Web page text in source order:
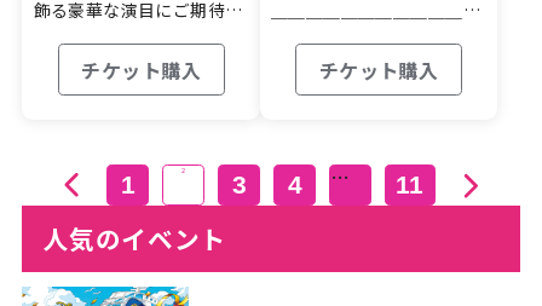
人気のイベント
飾る豪華な演目にご期待下
チケット購入
＿＿＿＿＿＿＿＿＿＿＿＿
チケット購入
1 2 3 4 … 11